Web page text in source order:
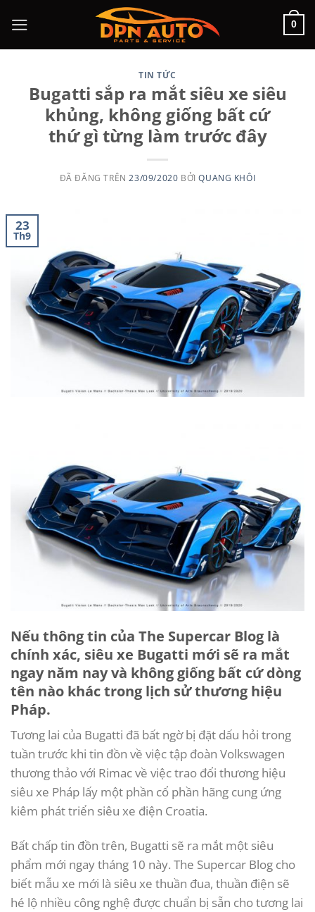
đến
nội
0
TIN TỨC
Bugatti sắp ra mắt siêu xe siêu
khủng, không giống bất cứ
thứ gì từng làm trước đây
ĐÃ ĐĂNG TRÊN 23/09/2020 BỞIQUANG KHÔI
23
Th9
Nếu thông tin của The Supercar Blog là
chính xác, siêu xe Bugatti mới sẽ ra mắt
ngay năm nay và không giống bất cứ dòng
tên nào khác trong lịch sử thương hiệu
Pháp.
Tương lai của Bugatti đã bất ngờ bị đặt dấu hỏi trong
tuần trước khi tin đồn về việc tập đoàn Volkswagen
thương thảo với Rimac về việc trao đổi thương hiệu
siêu xe Pháp lấy một phần cổ phần hãng cung ứng
kiêm phát triển siêu xe điện Croatia.
Bất chấp tin đồn trên, Bugatti sẽ ra mắt một siêu
phẩm mới ngay tháng 10 này. The Supercar Blog cho
biết mẫu xe mới là siêu xe thuần đua, thuần điện sẽ
hé lộ nhiều công nghệ được chuẩn bị sẵn cho tương lai